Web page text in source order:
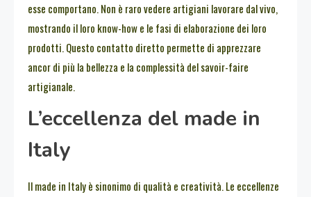
esse comportano. Non è raro vedere artigiani lavorare dal vivo,
mostrando il loro know-how e le fasi di elaborazione dei loro
prodotti. Questo contatto diretto permette di apprezzare
ancor di più la bellezza e la complessità del savoir-faire
artigianale.
L’eccellenza del made in
Italy
Il made in Italy è sinonimo di qualità e creatività. Le eccellenze